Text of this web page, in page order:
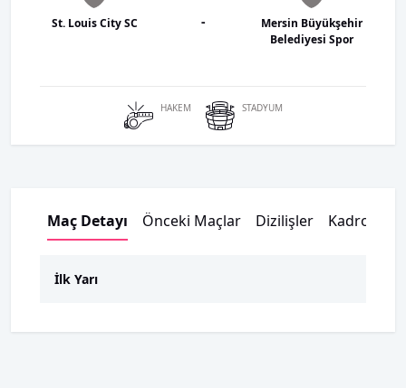
St. Louis City SC -
Mersin Büyükşehir
Belediyesi Spor
HAKEM STADYUM
Maç Detayı Önceki Maçlar Dizilişler Kadrolar
İlk Yarı